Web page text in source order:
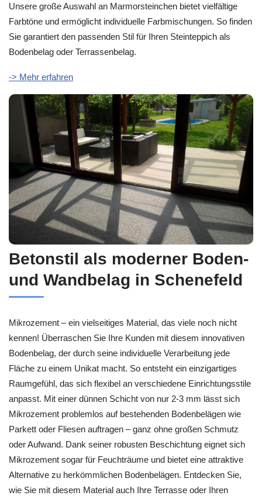
Unsere große Auswahl an Marmorsteinchen bietet vielfältige
Farbtöne und ermöglicht individuelle Farbmischungen. So finden
Sie garantiert den passenden Stil für Ihren Steinteppich als
Bodenbelag oder Terrassenbelag.
-> Mehr erfahren
Betonstil als moderner Boden-
und Wandbelag in Schenefeld
Mikrozement – ein vielseitiges Material, das viele noch nicht
kennen! Überraschen Sie Ihre Kunden mit diesem innovativen
Bodenbelag, der durch seine individuelle Verarbeitung jede
Fläche zu einem Unikat macht. So entsteht ein einzigartiges
Raumgefühl, das sich flexibel an verschiedene Einrichtungsstile
anpasst. Mit einer dünnen Schicht von nur 2-3 mm lässt sich
Mikrozement problemlos auf bestehenden Bodenbelägen wie
Parkett oder Fliesen auftragen – ganz ohne großen Schmutz
oder Aufwand. Dank seiner robusten Beschichtung eignet sich
Mikrozement sogar für Feuchträume und bietet eine attraktive
Alternative zu herkömmlichen Bodenbelägen. Entdecken Sie,
wie Sie mit diesem Material auch Ihre Terrasse oder Ihren